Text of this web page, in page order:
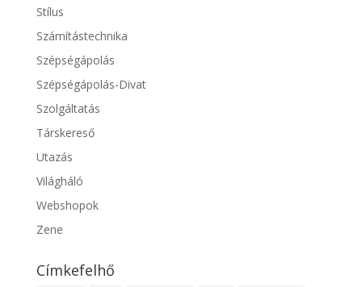
Stílus
Számítástechnika
Szépségápolás
Szépségápolás-Divat
Szolgáltatás
Társkereső
Utazás
Világháló
Webshopok
Zene
Címkefelhő